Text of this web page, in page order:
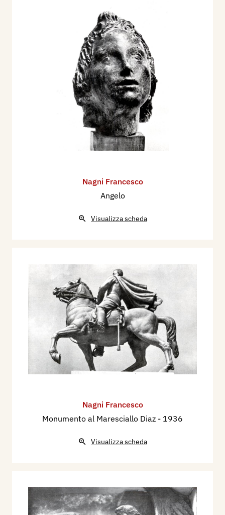
Nagni Francesco
Angelo
Visualizza scheda
Nagni Francesco
Monumento al Maresciallo Diaz - 1936
Visualizza scheda